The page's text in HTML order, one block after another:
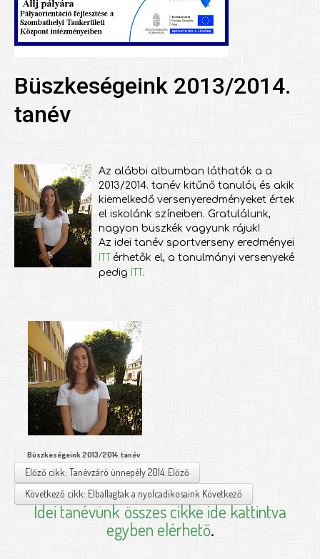
Büszkeségeink 2013/2014.
tanév
Az alábbi albumban láthatók a a
2013/2014. tanév kitűnő tanulói, és akik
kiemelkedő versenyeredményeket értek
el iskolánk színeiben. Gratulálunk,
nagyon büszkék vagyunk rájuk!
Az idei tanév sportverseny eredményei
ITT érhetők el, a tanulmányi versenyeké
pedig ITT.
Büszkeségeink 2013/2014. tanév
Előző cikk: Tanévzáró ünnepély 2014. Előző
Következő cikk: Elballagtak a nyolcadikosaink Következő
Idei tanévünk összes cikke ide kattintva
egyben elérhető.